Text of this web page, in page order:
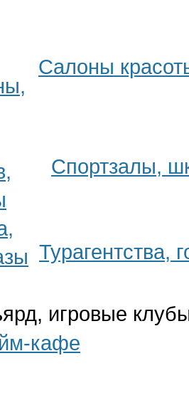
Салоны
Спортзалы,
Турагентства,
игровые
кафе